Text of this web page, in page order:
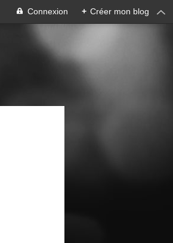
Connexion + Créer mon blog